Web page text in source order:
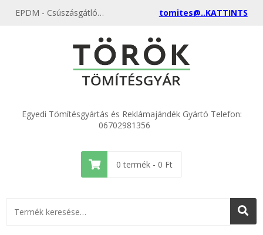
EPDM - Csúszásgátló, apróbordás gumilemez különböző méretekből a gyártótól, akciós áron tomites@..KATTINTS
Egyedi Tömítésgyártás és Reklámajándék Gyártó Telefon:
06702981356
0 termék - 0 Ft